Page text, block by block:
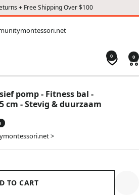
+ Free Shipping Over $100
0 0
pomp - Fitness bal -
cm - Stevig & duurzaam
>
TO CART